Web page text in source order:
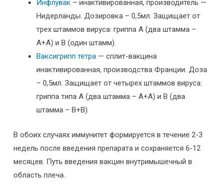
Инфлувак– инактивированная, производитель —
Нидерланды. Дозировка – 0,5мл. Защищает от
трех штаммов вируса: гриппа А (два штамма –
А+А) и В (один штамм).
Ваксигрипп тетра— сплит-вакцина
инактивированная, производства Франции. Доза
– 0,5мл. Защищает от четырех штаммов вируса:
гриппа типа А (два штамма – А+А) и В (два
штамма – В+В)
В обоих случаях иммунитет формируется в течение 2-3
недель после введения препарата и сохраняется 6-12
месяцев. Путь введения вакцин внутримышечный в
область плеча.